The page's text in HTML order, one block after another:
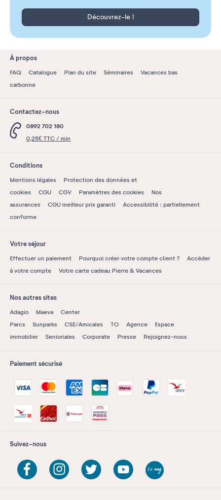
Découvrez-le !
À propos
FAQ Catalogue Plan du site Séminaires
Vacances bas
carbonne
Contactez-nous
0892 702 180
0,25€ TTC / min
Conditions
Mentions légales
Protection des données et
cookies
CGU CGV Paramètres des cookies
Nos
assurances
CGU meilleur prix garanti
Accessibilité : partiellement
conforme
Votre séjour
Effectuer un paiement Pourquoi créer votre compte client ?
Accéder
à votre compte
Votre carte cadeau Pierre & Vacances
Nos autres sites
Adagio Maeva
Center
Parcs
Sunparks CSE/Amicales TO Agence
Espace
immobilier
Senioriales Corporate Presse Rejoignez-nous
Paiement sécurisé
Suivez-nous